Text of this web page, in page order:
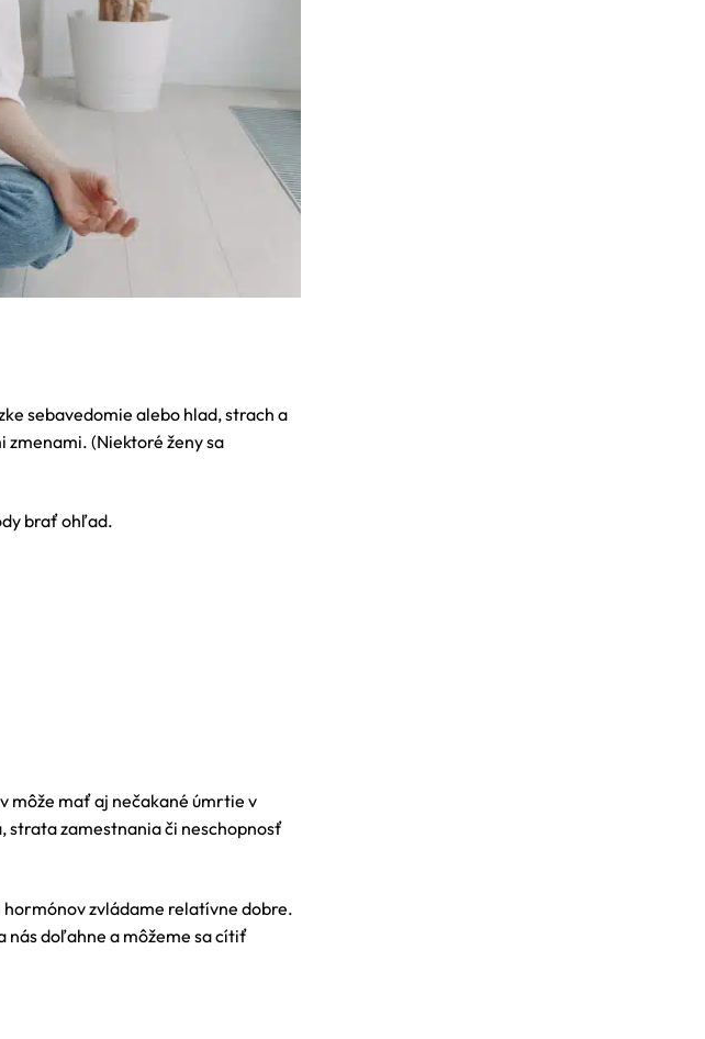
sebavedomie alebo hlad, strach a
(Niektoré ženy sa
brať ohľad.
môže mať aj nečakané úmrtie v
strata zamestnania či neschopnosť
hormónov zvládame relatívne dobre.
nás doľahne a môžeme sa cítiť